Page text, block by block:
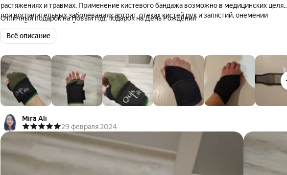
растяжениях и травмах. Применение кистевого бандажа возможно в медицинских целях
при воспалительных заболеваниях артрит, отеках кистей рук и запястий, онемении
ладоней, ограниченной подвижности лучезапястного сустава, а также при активных
физических нагрузках. Бандажная повязка не ограничивает движения кисти, но зато
происходит правильное распределение нагрузки и снижение риска травмирования.
Перед использованием слегка смочите турмалиновую ткань, затем поместите большой
палец в отверстие, оберните суппорт вокруг запястья и застегните. Через 10-20 минут
появится ощущение тепла. Комплектация: 1 шт. Материал: текстильная основа,
турмалиновое покрытие, застежка Велкро (липучка). Размеры изделия указаны на фото.
Универсальный размер фиксатора запястья подойдет как для правой так и для левой
взрослой мужской женской и детской руки.
Отличный подарок на Новый год, подарок на День Рождения
Всё описание
Mira Ali
29 февраля 2024